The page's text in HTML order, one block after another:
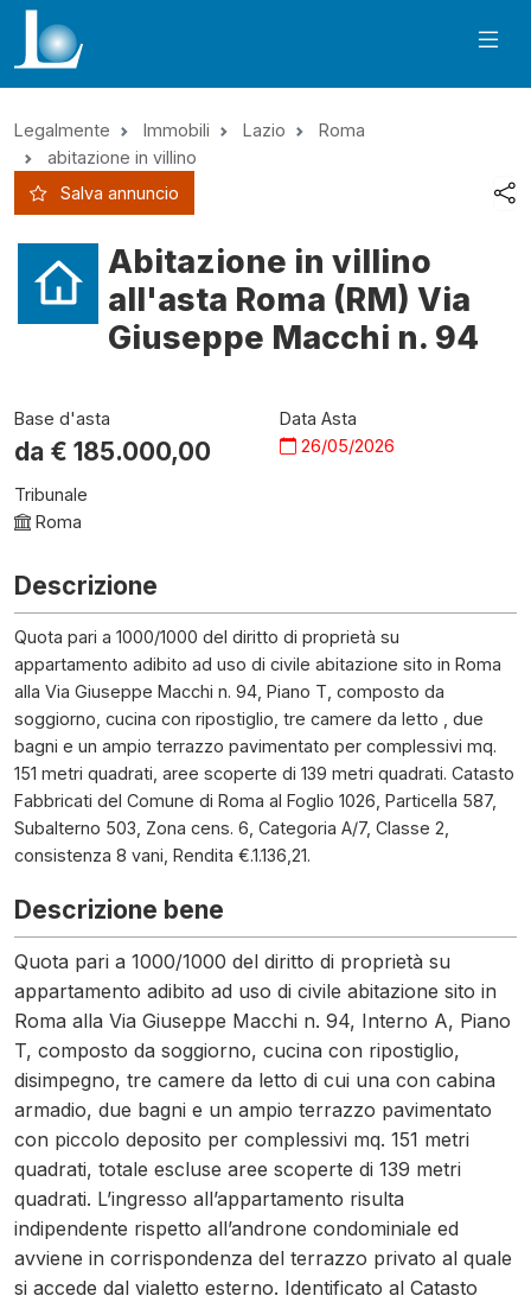
Legalmente Immobili Lazio
Roma
abitazione in villino
Salva annuncio
Abitazione in villino
all'asta Roma (RM) Via
Giuseppe Macchi n. 94
Base d'asta
da € 185.000,00
Data Asta
26/05/2026
Tribunale
Roma
Descrizione
Quota pari a 1000/1000 del diritto di proprietà su
appartamento adibito ad uso di civile abitazione sito in Roma
alla Via Giuseppe Macchi n. 94, Piano T, composto da
soggiorno, cucina con ripostiglio, tre camere da letto , due
bagni e un ampio terrazzo pavimentato per complessivi mq.
151 metri quadrati, aree scoperte di 139 metri quadrati. Catasto
Fabbricati del Comune di Roma al Foglio 1026, Particella 587,
Subalterno 503, Zona cens. 6, Categoria A/7, Classe 2,
consistenza 8 vani, Rendita €.1.136,21.
Descrizione bene
Quota pari a 1000/1000 del diritto di proprietà su
appartamento adibito ad uso di civile abitazione sito in
Roma alla Via Giuseppe Macchi n. 94, Interno A, Piano
T, composto da soggiorno, cucina con ripostiglio,
disimpegno, tre camere da letto di cui una con cabina
armadio, due bagni e un ampio terrazzo pavimentato
con piccolo deposito per complessivi mq. 151 metri
quadrati, totale escluse aree scoperte di 139 metri
quadrati. L’ingresso all’appartamento risulta
indipendente rispetto all’androne condominiale ed
avviene in corrispondenza del terrazzo privato al quale
si accede dal vialetto esterno. Identificato al Catasto